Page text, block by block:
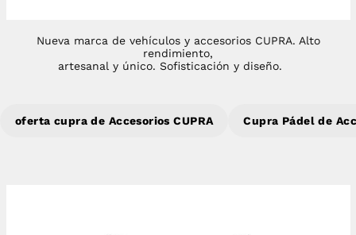
Nueva marca de vehículos y accesorios CUPRA. Alto
rendimiento,
artesanal y único. Sofisticación y diseño.
oferta cupra de Accesorios CUPRA Cupra Pádel de